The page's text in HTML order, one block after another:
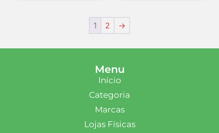
1 2 →
Menu
Início
Categoria
Marcas
Lojas Físicas